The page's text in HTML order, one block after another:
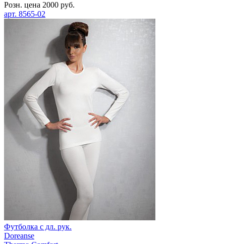
Розн. цена 2000 руб.
арт. 8565-02
Футболка с дл. рук.
Doreanse